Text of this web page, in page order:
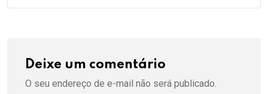
Deixe um comentário
O seu endereço de e-mail não será publicado.